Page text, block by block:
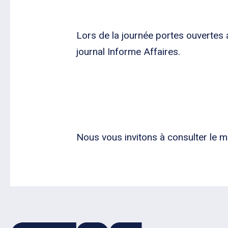
Lors de la journée portes ouvertes
journal Informe Affaires.
Nous vous invitons à consulter le